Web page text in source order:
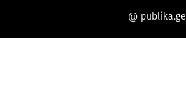
@ publika.ge